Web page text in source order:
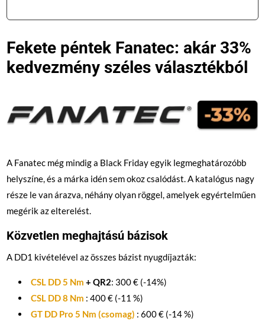
Fekete péntek Fanatec: akár 33%
kedvezmény széles választékból
A Fanatec még mindig a Black Friday egyik legmeghatározóbb
helyszíne, és a márka idén sem okoz csalódást. A katalógus nagy
része le van árazva, néhány olyan röggel, amelyek egyértelműen
megérik az elterelést.
Közvetlen meghajtású bázisok
A DD1 kivételével az összes bázist nyugdíjazták:
CSL DD 5 Nm + QR2: 300 € (-14%)
CSL DD 8 Nm : 400 € (-11 %)
GT DD Pro 5 Nm (csomag) : 600 € (-14 %)